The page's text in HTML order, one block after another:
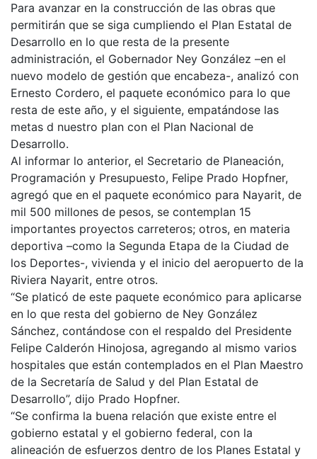
Para avanzar en la construcción de las obras que
permitirán que se siga cumpliendo el Plan Estatal de
Desarrollo en lo que resta de la presente
administración, el Gobernador Ney González –en el
nuevo modelo de gestión que encabeza-, analizó con
Ernesto Cordero, el paquete económico para lo que
resta de este año, y el siguiente, empatándose las
metas d nuestro plan con el Plan Nacional de
Desarrollo.
Al informar lo anterior, el Secretario de Planeación,
Programación y Presupuesto, Felipe Prado Hopfner,
agregó que en el paquete económico para Nayarit, de
mil 500 millones de pesos, se contemplan 15
importantes proyectos carreteros; otros, en materia
deportiva –como la Segunda Etapa de la Ciudad de
los Deportes-, vivienda y el inicio del aeropuerto de la
Riviera Nayarit, entre otros.
“Se platicó de este paquete económico para aplicarse
en lo que resta del gobierno de Ney González
Sánchez, contándose con el respaldo del Presidente
Felipe Calderón Hinojosa, agregando al mismo varios
hospitales que están contemplados en el Plan Maestro
de la Secretaría de Salud y del Plan Estatal de
Desarrollo”, dijo Prado Hopfner.
“Se confirma la buena relación que existe entre el
gobierno estatal y el gobierno federal, con la
alineación de esfuerzos dentro de los Planes Estatal y